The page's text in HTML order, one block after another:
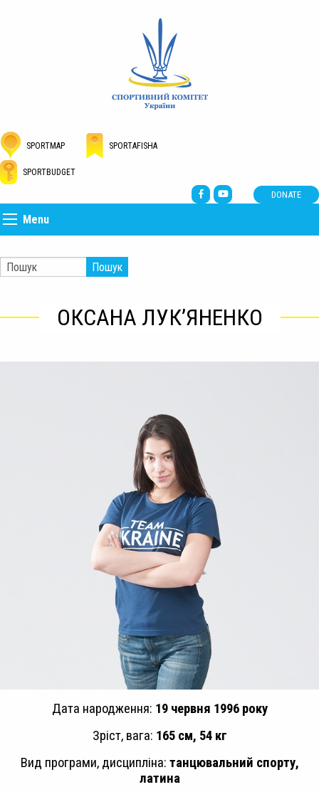
SPORTMAP SPORTAFISHA
SPORTBUDGET
DONATE
Menu
Пошук
ОКСАНА ЛУК’ЯНЕНКО
Дата народження: 19 червня 1996 року
Зріст, вага: 165 см, 54 кг
Вид програми, дисципліна: танцювальний спорту,
латина